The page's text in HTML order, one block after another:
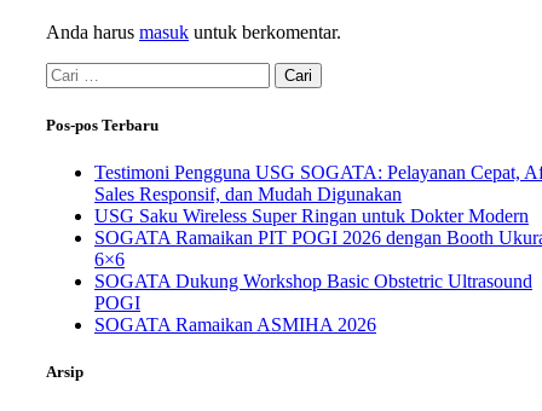
Anda harus masuk untuk berkomentar.
Pos-pos Terbaru
Testimoni Pengguna USG SOGATA: Pelayanan Cepat,
Sales Responsif, dan Mudah Digunakan
USG Saku Wireless Super Ringan untuk Dokter Modern
SOGATA Ramaikan PIT POGI 2026 dengan Booth
6×6
SOGATA Dukung Workshop Basic Obstetric Ultrasound
POGI
SOGATA Ramaikan ASMIHA 2026
Arsip